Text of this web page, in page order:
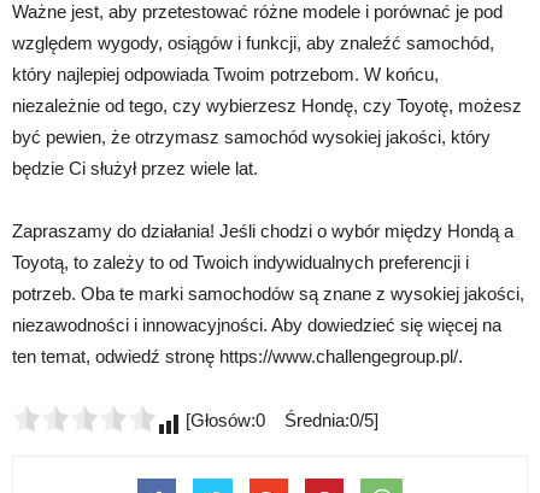
Ważne jest, aby przetestować różne modele i porównać je pod
względem wygody, osiągów i funkcji, aby znaleźć samochód,
który najlepiej odpowiada Twoim potrzebom. W końcu,
niezależnie od tego, czy wybierzesz Hondę, czy Toyotę, możesz
być pewien, że otrzymasz samochód wysokiej jakości, który
będzie Ci służył przez wiele lat.
Zapraszamy do działania! Jeśli chodzi o wybór między Hondą a
Toyotą, to zależy to od Twoich indywidualnych preferencji i
potrzeb. Oba te marki samochodów są znane z wysokiej jakości,
niezawodności i innowacyjności. Aby dowiedzieć się więcej na
ten temat, odwiedź stronę https://www.challengegroup.pl/.
[Głosów:0 Średnia:0/5]